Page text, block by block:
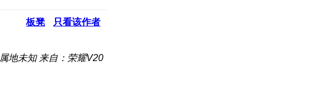
板凳 只看该作者
属地未知 来自：荣耀V20